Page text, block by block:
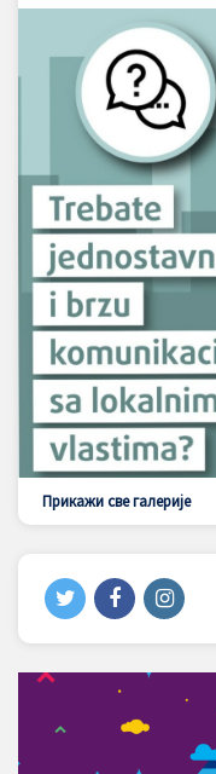
Прикажи све галерије